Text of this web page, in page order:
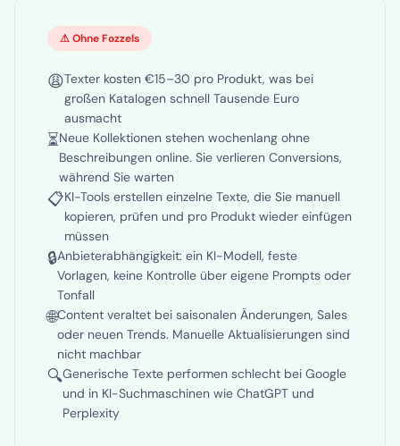
Texter kosten €15–30 pro Produkt, was bei
großen Katalogen schnell Tausende Euro
ausmacht
Neue Kollektionen stehen wochenlang ohne
Beschreibungen online. Sie verlieren Conversions,
während Sie warten
KI-Tools erstellen einzelne Texte, die Sie manuell
kopieren, prüfen und pro Produkt wieder einfügen
müssen
Anbieterabhängigkeit: ein KI-Modell, feste
Vorlagen, keine Kontrolle über eigene Prompts oder
Tonfall
Content veraltet bei saisonalen Änderungen, Sales
oder neuen Trends. Manuelle Aktualisierungen sind
nicht machbar
Generische Texte performen schlecht bei Google
und in KI-Suchmaschinen wie ChatGPT und